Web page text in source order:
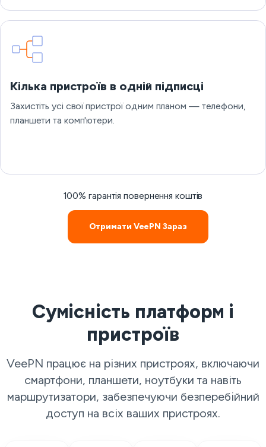
Кілька пристроїв в одній підписці
Захистіть усі свої пристрої одним планом — телефони,
планшети та комп'ютери.
100% гарантія повернення коштів
Отримати VeePN Зараз
Сумісність платформ і
пристроїв
VeePN працює на різних пристроях, включаючи
смартфони, планшети, ноутбуки та навіть
маршрутизатори, забезпечуючи безперебійний
доступ на всіх ваших пристроях.